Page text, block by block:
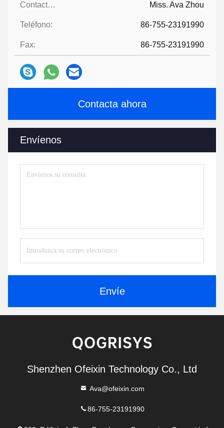
Contactos: Miss. Ava Zhou
Teléfono: 86-755-23191990
Fax: 86-755-23191990
Contacta ahora
Envíenos
Envíe
Shenzhen Ofeixin Technology Co., Ltd
Ava@ofeixin.com
86-755-23191990